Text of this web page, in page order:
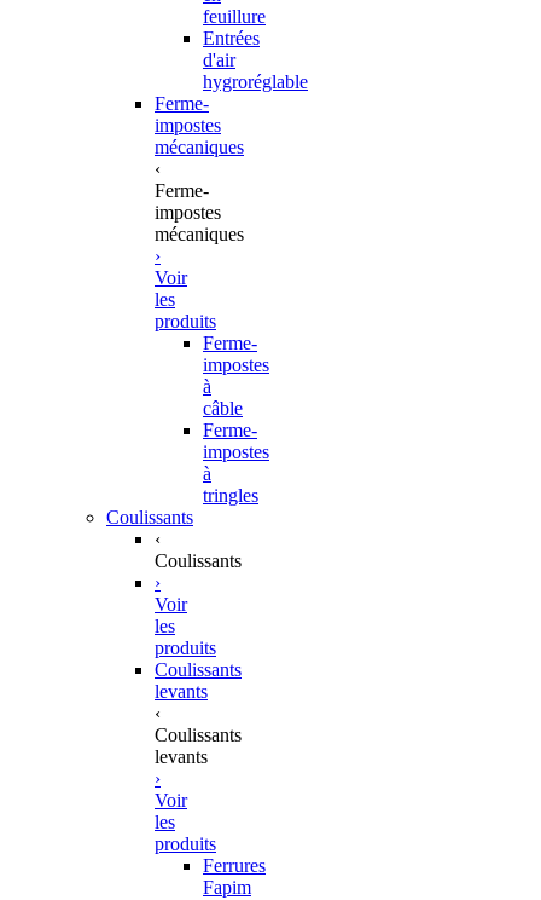
feuillure
Entrées
d'air
hygroréglable
Ferme-
impostes
mécaniques
‹
Ferme-
impostes
mécaniques
›
Voir
les
produits
Ferme-
impostes
à
câble
Ferme-
impostes
à
tringles
Coulissants
‹
Coulissants
›
Voir
les
produits
Coulissants
levants
‹
Coulissants
levants
›
Voir
les
produits
Ferrures
Fapim